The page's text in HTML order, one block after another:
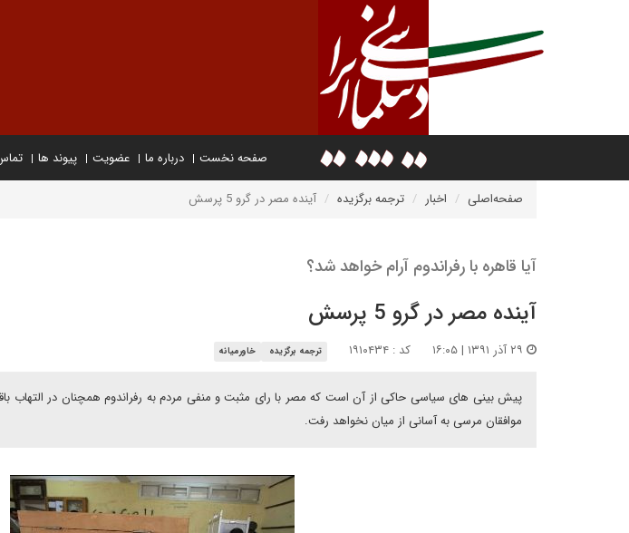
صفحه نخست درباره ما عضویت پیوند ها
صفحه‌اصلی اخبار ترجمه برگزیده آینده مصر در گرو 5 پرسش
آیا قاهره با رفراندوم آرام خواهد شد؟
آینده مصر در گرو 5 پرسش
کد : ۱۹۱۰۴۳۴ ترجمه برگزیده خاورمیانه
پیش بینی های سیاسی حاکی از آن است که مصر با رای مثبت و منفی مردم به رفراندوم همچنان در التهاب
موافقان مرسی به آسانی از میان نخواهد رفت.